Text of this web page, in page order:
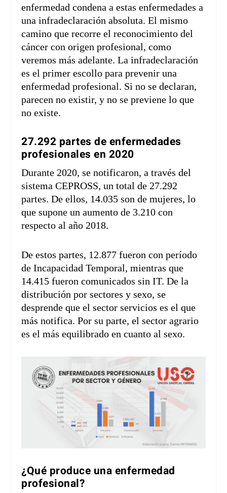
enfermedad condena a estas enfermedades a
una infradeclaración absoluta. El mismo
camino que recorre el reconocimiento del
cáncer con origen profesional, como
veremos más adelante. La infradeclaración
es el primer escollo para prevenir una
enfermedad profesional. Si no se declaran,
parecen no existir, y no se previene lo que
no existe.
27.292 partes de enfermedades
profesionales en 2020
Durante 2020, se notificaron, a través del
sistema CEPROSS, un total de 27.292
partes. De ellos, 14.035 son de mujeres, lo
que supone un aumento de 3.210 con
respecto al año 2018.
De estos partes, 12.877 fueron con período
de Incapacidad Temporal, mientras que
14.415 fueron comunicados sin IT. De la
distribución por sectores y sexo, se
desprende que el sector servicios es el que
más notifica. Por su parte, el sector agrario
es el más equilibrado en cuanto al sexo.
¿Qué produce una enfermedad
profesional?